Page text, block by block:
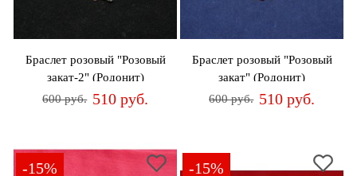
Браслет розовый "Розовый
закат-2" (Родонит)
600 руб. 510 руб.
Браслет розовый "Розовый
закат" (Родонит)
600 руб. 510 руб.
-15% -15%